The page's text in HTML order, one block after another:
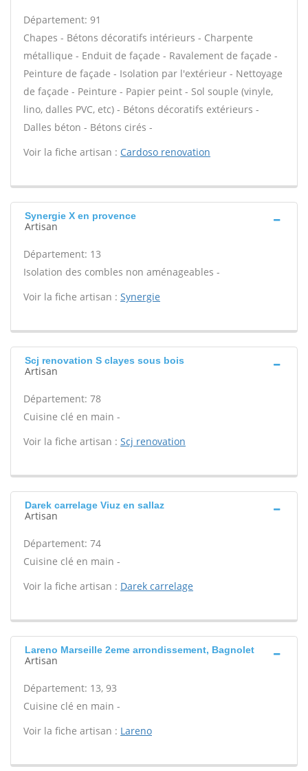
Département: 91
Chapes - Bétons décoratifs intérieurs - Charpente
métallique - Enduit de façade - Ravalement de façade -
Peinture de façade - Isolation par l'extérieur - Nettoyage
de façade - Peinture - Papier peint - Sol souple (vinyle,
lino, dalles PVC, etc) - Bétons décoratifs extérieurs -
Dalles béton - Bétons cirés -
Voir la fiche artisan : Cardoso renovation
Synergie X en provence
Artisan
Département: 13
Isolation des combles non aménageables -
Voir la fiche artisan : Synergie
Scj renovation S clayes sous bois
Artisan
Département: 78
Cuisine clé en main -
Voir la fiche artisan : Scj renovation
Darek carrelage Viuz en sallaz
Artisan
Département: 74
Cuisine clé en main -
Voir la fiche artisan : Darek carrelage
Lareno Marseille 2eme arrondissement, Bagnolet
Artisan
Département: 13, 93
Cuisine clé en main -
Voir la fiche artisan : Lareno